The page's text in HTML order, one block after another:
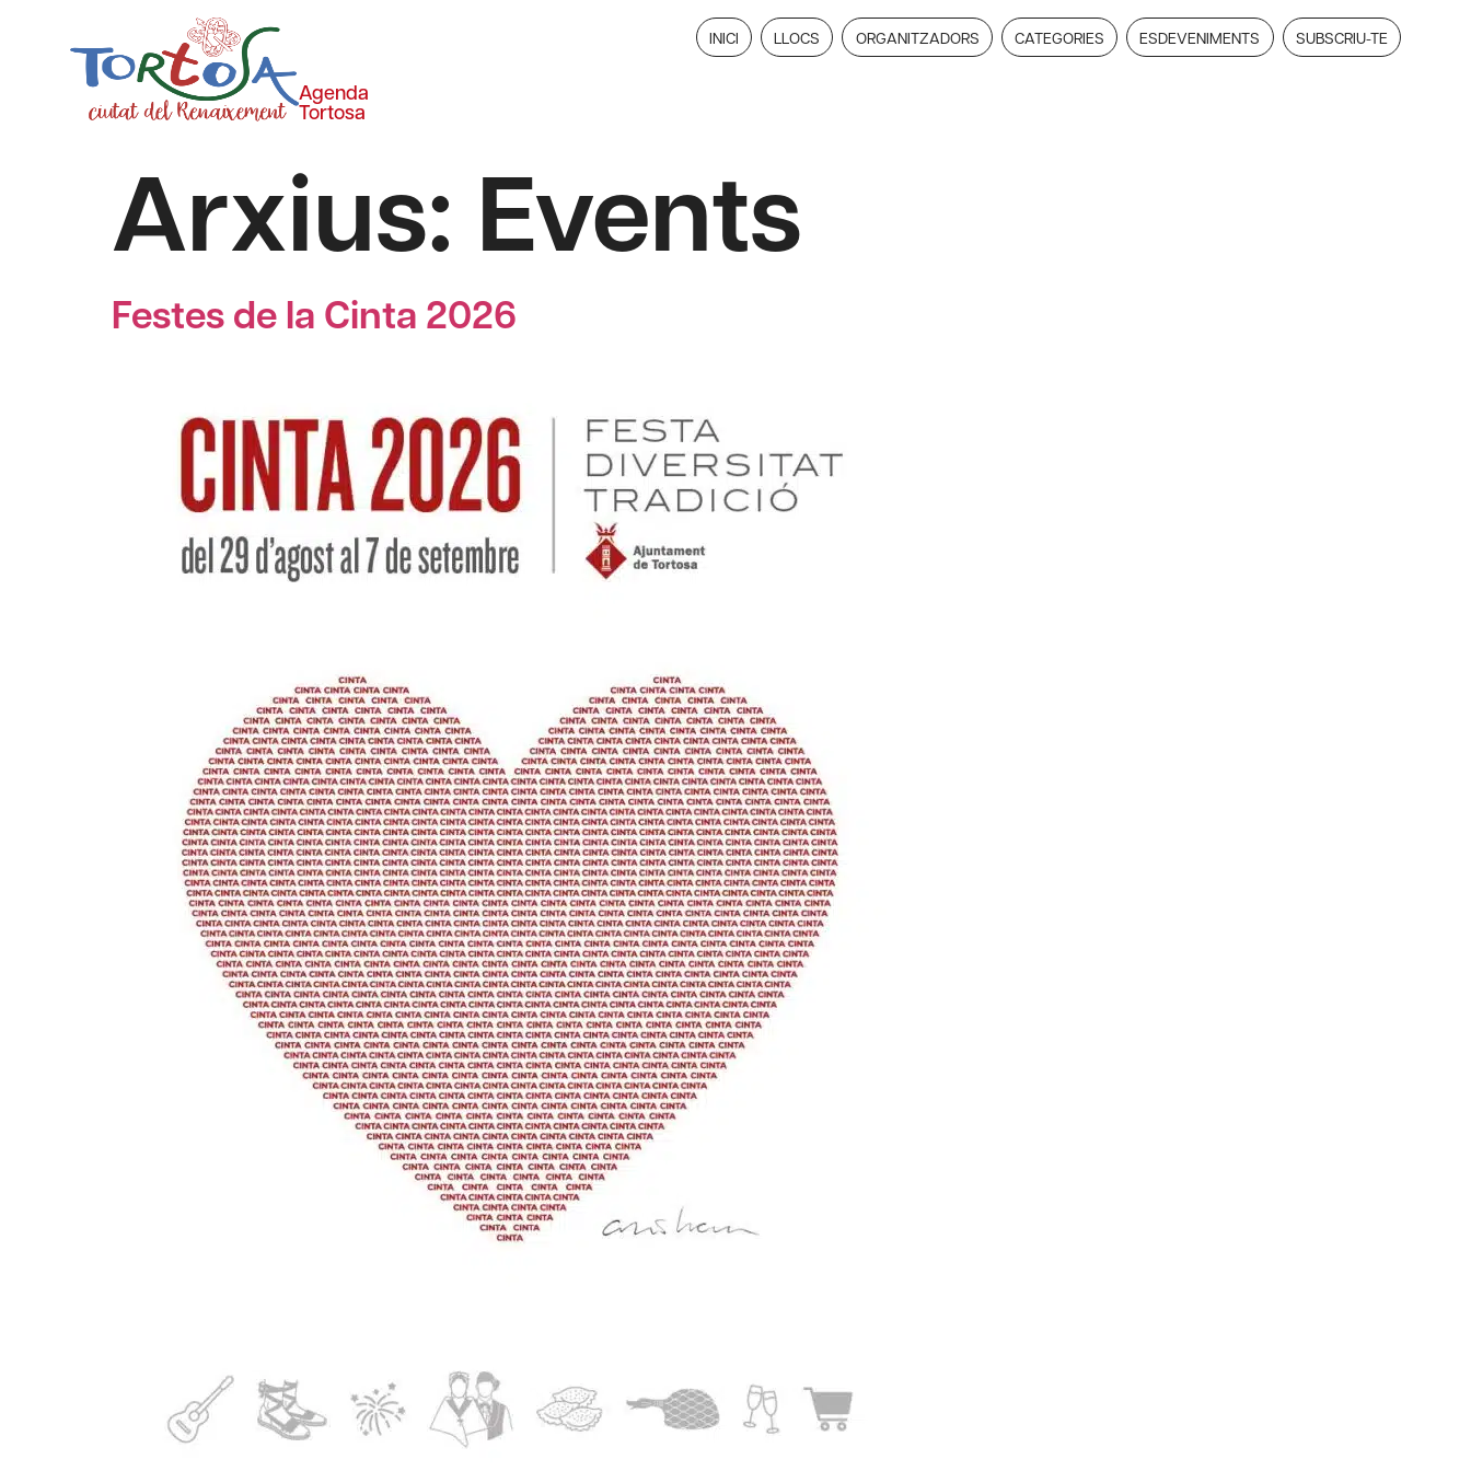
Agenda
Tortosa
INICI LLOCS ORGANITZADORS CATEGORIES ESDEVENIMENTS SUBSCRIU-TE
Arxius: Events
Festes de la Cinta 2026